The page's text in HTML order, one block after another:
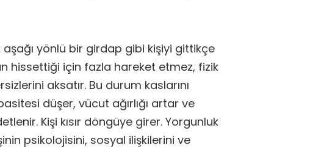
yönlü bir girdap gibi kişiyi gittikçe
hissettiği için fazla hareket etmez, fizik
aksatır. Bu durum kaslarını
düşer, vücut ağırlığı artar ve
Kişi kısır döngüye girer. Yorgunluk
psikolojisini, sosyal ilişkilerini ve